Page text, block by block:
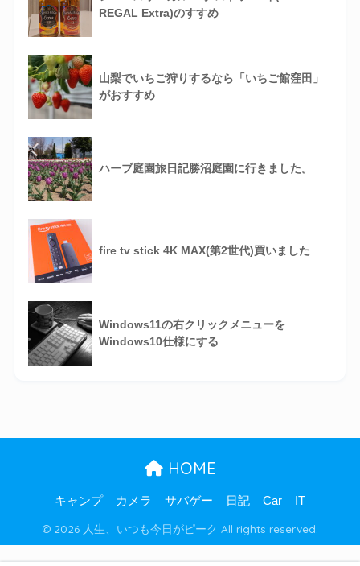
REGAL Extra)のすすめ
山梨でいちご狩りするなら「いちご館窪田」
がおすすめ
ハーブ庭園旅日記勝沼庭園に行きました。
fire tv stick 4K MAX(第2世代)買いました
Windows11の右クリックメニューを
Windows10仕様にする
HOME
キャンプ カメラ サバゲー 日記 Car IT
© 2026 人生、いつも今日がピーク All rights reserved.